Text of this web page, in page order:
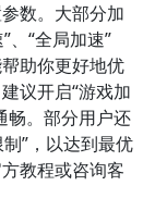
数。大部分加
、“全局加速”
助你更好地优
议开启“游戏加
畅。部分用户还
”，以达到最优
教程或咨询客